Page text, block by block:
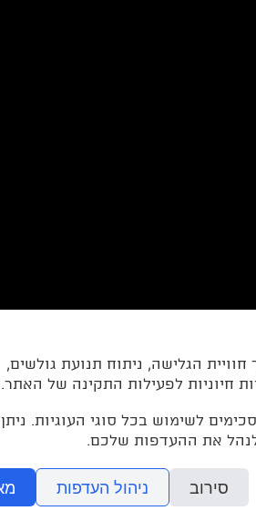
הגלישה, ניתוח תנועת
חיוניות לפעילות התקינה של האתר.
לשימוש בכל סוגי העוגיות.
לנהל את ההעדפות שלכם.
סירוב ניהול העדפות